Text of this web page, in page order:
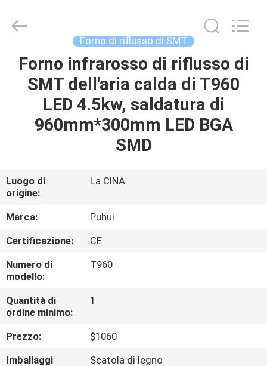
CASA
PRODOTTI
SU
DI
NOI
VISITA
ALLA
FABBRICA
CONTROLLO
DELLA
CHARMHIGH
Forno di riflusso di SMT
Forno infrarosso di riflusso di
SMT dell'aria calda di T960
LED 4.5kw, saldatura di
960mm*300mm LED BGA
SMD
Luogo di
origine:
La CINA
Marca:
Puhui
Certificazione:
CE
Numero di
modello:
T960
Quantità di
ordine minimo:
1
Prezzo:
$1060
Imballaggi
Scatola di legno